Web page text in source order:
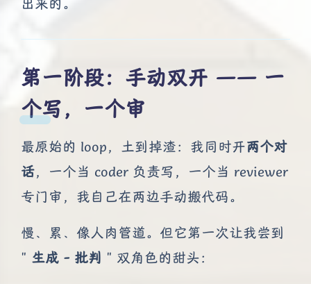
出来的。
第一阶段：手动双开 —— 一
个写，一个审
最原始的 loop，土到掉渣：我同时开两个对
话，一个当 coder 负责写，一个当 reviewer
专门审，我自己在两边手动搬代码。
慢、累、像人肉管道。但它第一次让我尝到
" 生成 - 批判 " 双角色的甜头：